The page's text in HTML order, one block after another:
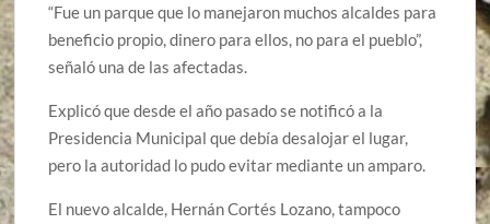
“Fue un parque que lo manejaron muchos alcaldes para
beneficio propio, dinero para ellos, no para el pueblo”,
señaló una de las afectadas.
Explicó que desde el año pasado se notificó a la
Presidencia Municipal que debía desalojar el lugar,
pero la autoridad lo pudo evitar mediante un amparo.
El nuevo alcalde, Hernán Cortés Lozano, tampoco